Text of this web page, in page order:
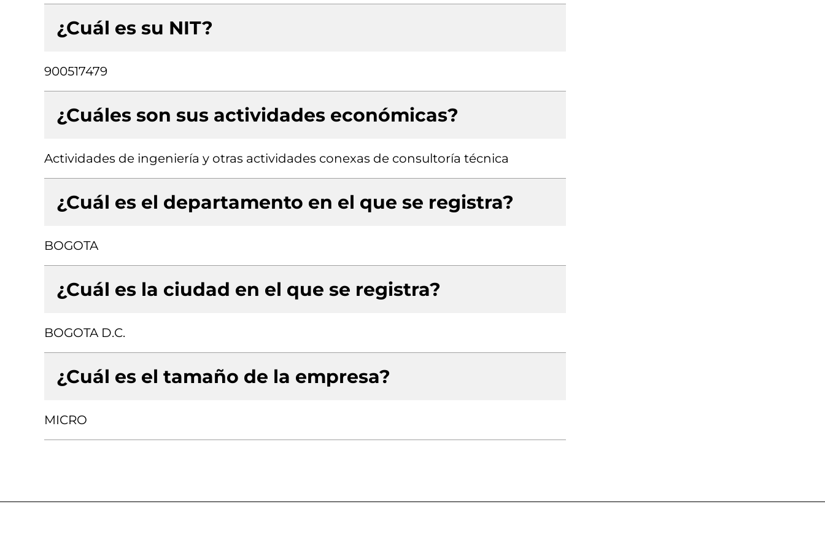
¿Cuál es su NIT?
900517479
¿Cuáles son sus actividades económicas?
Actividades de ingeniería y otras actividades conexas de consultoría técnica
¿Cuál es el departamento en el que se registra?
BOGOTA
¿Cuál es la ciudad en el que se registra?
BOGOTA D.C.
¿Cuál es el tamaño de la empresa?
MICRO